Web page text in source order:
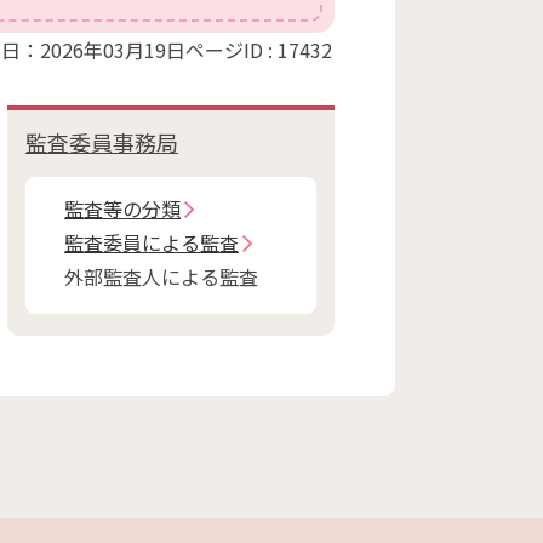
：2026年03月19日ページID : 17432
監査委員事務局
監査等の分類
監査委員による監査
外部監査人による監査